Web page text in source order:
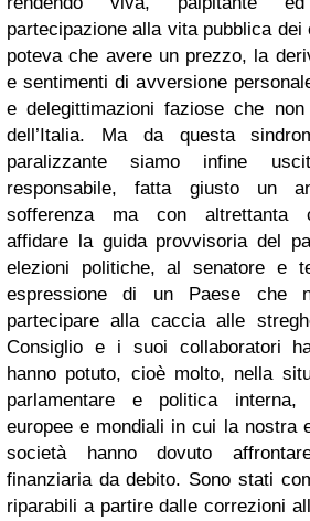
partecipazione alla vita pubblica
poteva che avere un prezzo, la
e sentimenti di avversione
e delegittimazioni faziose che
dell’Italia. Ma da questa
paralizzante siamo infine
responsabile, fatta giusto un
sofferenza ma con altrettanta
affidare la guida provvisoria del
elezioni politiche, al senatore e
espressione di un Paese che
partecipare alla caccia alle
Consiglio e i suoi collaboratori
hanno potuto, cioè molto, nella
parlamentare e politica
europee e mondiali in cui la nostra
società hanno dovuto
finanziaria da debito. Sono stati
riparabili a partire dalle correzioni